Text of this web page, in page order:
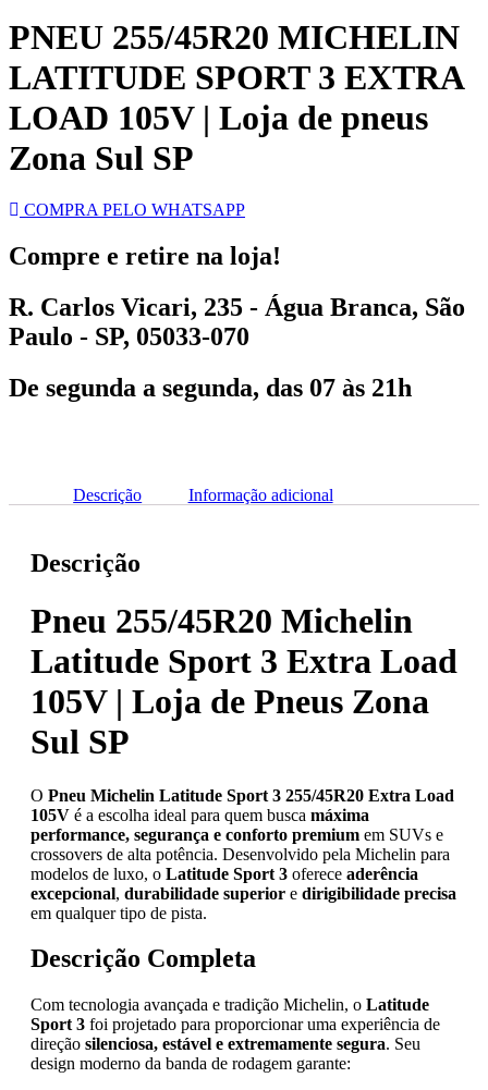
PNEU 255/45R20 MICHELIN
LATITUDE SPORT 3 EXTRA
LOAD 105V | Loja de pneus
Zona Sul SP
COMPRA PELO WHATSAPP
Compre e retire na loja!
R. Carlos Vicari, 235 - Água Branca, São
Paulo - SP, 05033-070
De segunda a segunda, das 07 às 21h
Descrição Informação adicional
Descrição
Pneu 255/45R20 Michelin
Latitude Sport 3 Extra Load
105V | Loja de Pneus Zona
Sul SP
O Pneu Michelin Latitude Sport 3 255/45R20 Extra Load
105V é a escolha ideal para quem busca máxima
performance, segurança e conforto premium em SUVs e
crossovers de alta potência. Desenvolvido pela Michelin para
modelos de luxo, o Latitude Sport 3 oferece aderência
excepcional, durabilidade superior e dirigibilidade precisa
em qualquer tipo de pista.
Descrição Completa
Com tecnologia avançada e tradição Michelin, o Latitude
Sport 3 foi projetado para proporcionar uma experiência de
direção silenciosa, estável e extremamente segura. Seu
design moderno da banda de rodagem garante: